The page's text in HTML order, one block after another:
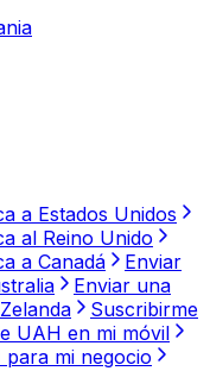
a Estados Unidos
al Reino Unido
a Canadá
Enviar
Enviar una
Suscribirme
UAH en mi móvil
mi negocio